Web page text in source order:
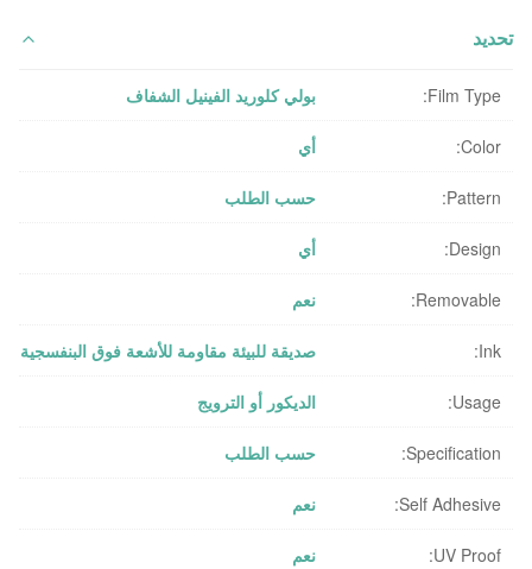
تحديد
Film Type: بولي كلوريد الفينيل الشفاف
Color: أي
Pattern: حسب الطلب
Design: أي
Removable: نعم
Ink: صديقة للبيئة مقاومة للأشعة فوق البنفسجية
Usage: الديكور أو الترويج
Specification: حسب الطلب
Self Adhesive: نعم
UV Proof: نعم